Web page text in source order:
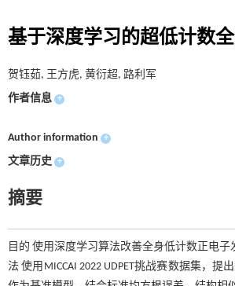
基于深度学习的超低计数
贺钰茹, 王方虎, 黄衍超, 路利军
作者信息 +
Author information +
文章历史 +
摘要
目的 使用深度学习算法改善全身低计数正电
法 使用MICCAI 2022 UDPET挑战赛数据集，